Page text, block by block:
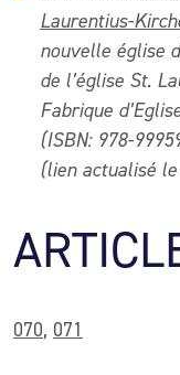
Laurentius-
nouvelle église
de l’église St.
Fabrique
(ISBN: 978-
(lien actualisé
070, 071